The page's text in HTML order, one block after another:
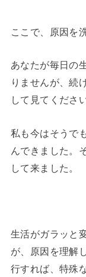
ここで、原因を
あなたが毎日の
りませんが、続
して見てください
私も今はそうで
んできました。
して来ました。
生活がガラッと
が、原因を理解
行すれば、特殊